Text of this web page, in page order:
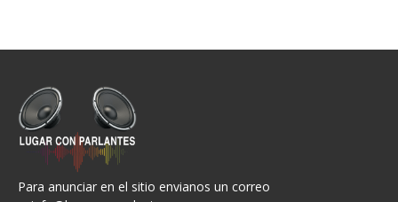
Para anunciar en el sitio envianos un correo